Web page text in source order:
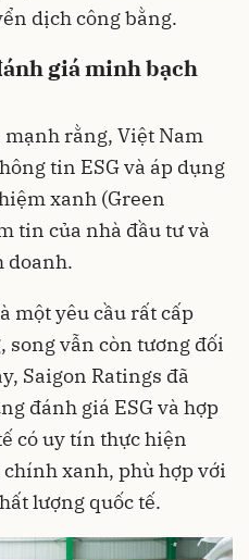
dịch công bằng.
giá minh bạch
rằng, Việt Nam
tin ESG và áp dụng
xanh (Green
tin của nhà đầu tư và
doanh.
một yêu cầu rất cấp
vẫn còn tương đối
Saigon Ratings đã
đánh giá ESG và hợp
có uy tín thực hiện
xanh, phù hợp với
lượng quốc tế.